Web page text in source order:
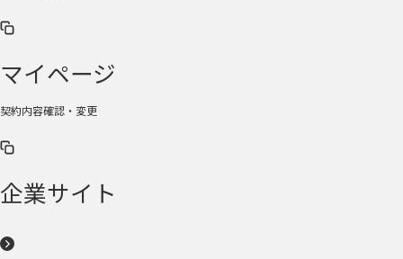
マイページ
契約内容確認・変更
企業サイト